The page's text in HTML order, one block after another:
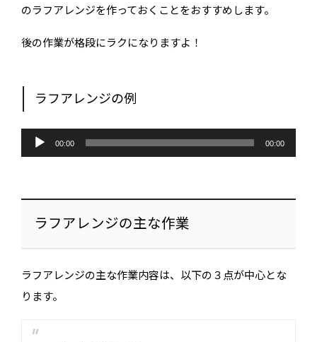
のラフアレンジを作っておくことをおすすめします。
後の作業が格段にラクになりますよ！
ラフアレンジの例
音
プ
ー
00:00 00:00
ラフアレンジの主な作業
ラフアレンジの主な作業内容は、以下の３点が中心とな
ります。